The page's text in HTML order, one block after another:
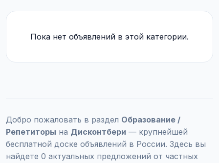
Пока нет объявлений в этой категории.
Добро пожаловать в раздел Образование /
Репетиторы на Дисконтбери — крупнейшей
бесплатной доске объявлений в России. Здесь вы
найдете 0 актуальных предложений от частных